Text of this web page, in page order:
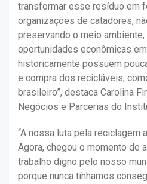
transformar esse resíduo em
organizações de catadores,
preservando o meio
oportunidades econômicas
historicamente possuem
e compra dos recicláveis,
brasileiro”, destaca Carolina
Negócios e Parcerias do
“A nossa luta pela reciclagem
Agora, chegou o momento de
trabalho digno pelo nosso
porque nunca tínhamos